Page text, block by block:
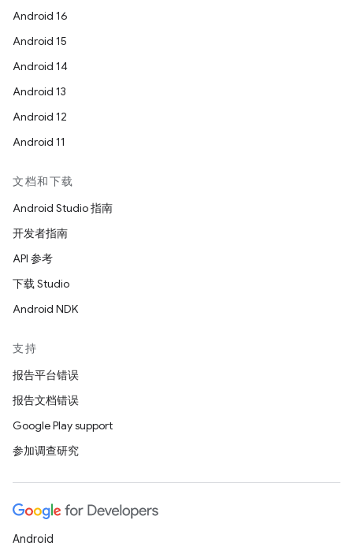
Android 16
Android 15
Android 14
Android 13
Android 12
Android 11
文档和下载
Android Studio 指南
开发者指南
API 参考
下载 Studio
Android NDK
支持
报告平台错误
报告文档错误
Google Play support
参加调查研究
Android